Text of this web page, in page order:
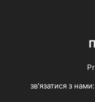
зв'язатися з нами: